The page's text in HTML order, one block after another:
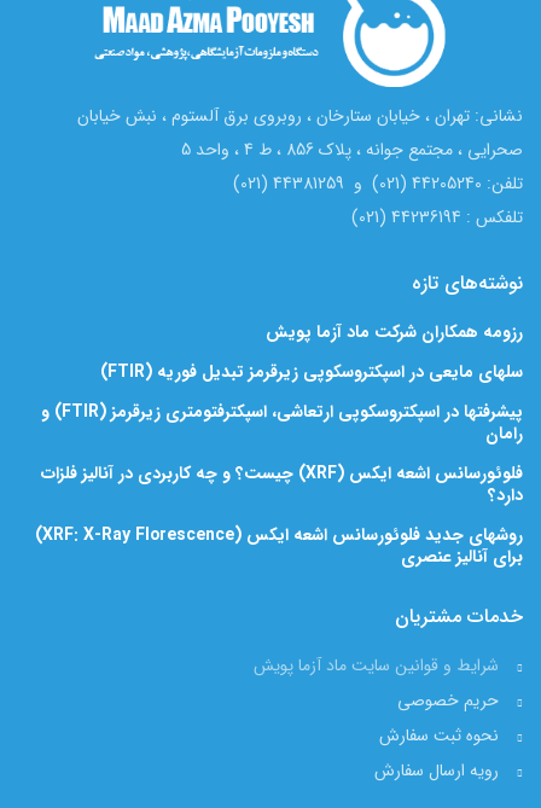
نشانی: تهران ، خیابان ستارخان ، روبروی برق آلستوم ، نبش خیابان
صحرایی ، مجتمع جوانه ، پلاک 856 ، ط 4 ، واحد 5
تلفن: 44205240 (021) و 44381259 (021)
تلفکس : 44236194 (021)
نوشته‌های تازه
رزومه همکاران شرکت ماد آزما پویش
سلهای مایعی در اسپکتروسکوپی زیرقرمز تبدیل فوریه (FTIR)
پیشرفتها در اسپکتروسکوپی ارتعاشی، اسپکترفتومتری زیرقرمز (FTIR) و
رامان
فلوئورسانس اشعه ایکس (XRF) چیست؟ و چه کاربردی در آنالیز فلزات
دارد؟
روشهای جدید فلوئورسانس اشعه ایکس (XRF: X-Ray Florescence)
برای آنالیز عنصری
خدمات مشتریان
شرایط و قوانین سایت ماد آزما پویش
حریم خصوصی
نحوه ثبت سفارش
رویه ارسال سفارش